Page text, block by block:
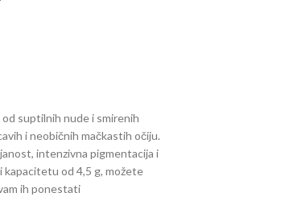
suptilnih nude i smirenih
i neobičnih mačkastih očiju.
intenzivna pigmentacija i
kapacitetu od 4,5 g, možete
ih ponestati